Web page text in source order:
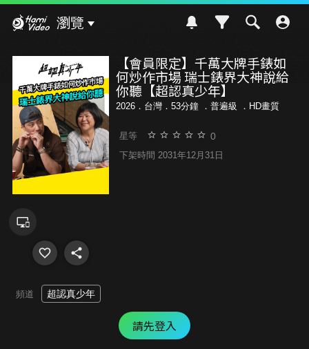
瀏覽
【會員限定】千萬大牌手錶如
何炒作市場 瑞士錶界大神說給
你聽【超認真少年】
2026．台灣．53分鐘 ． 普遍級 ．HD畫質
星等 0
下架時間 2031年12月31日
頻道 超認真少年
請先登入